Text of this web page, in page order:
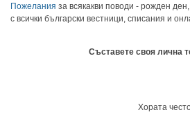
Пожелания за всякакви поводи - рожден
с всички български вестници, списания и
Съставете своя лична
Хората